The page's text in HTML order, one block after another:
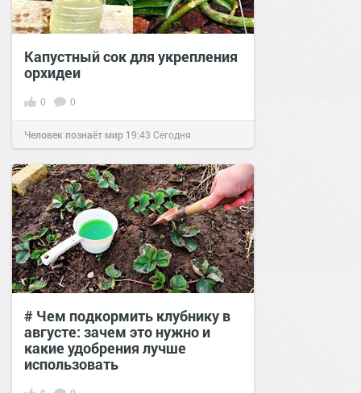
Капустный сок для укрепления
орхидеи
0 0
Человек познаёт мир 19:43 Сегодня
# Чем подкормить клубнику в
августе: зачем это нужно и
какие удобрения лучше
использовать